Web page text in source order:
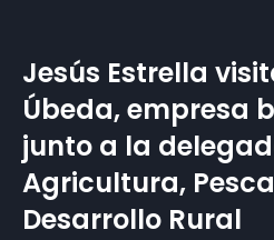
Jesús Estrella
Úbeda, empresa
junto a la
Agricultura,
Desarrollo Rural